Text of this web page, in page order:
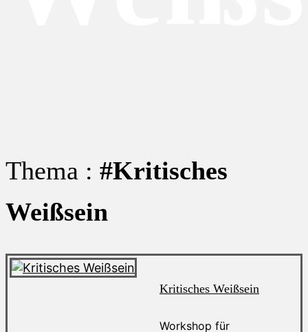
Thema : #Kritisches
Weißsein
Kritisches Weißsein
Workshop für